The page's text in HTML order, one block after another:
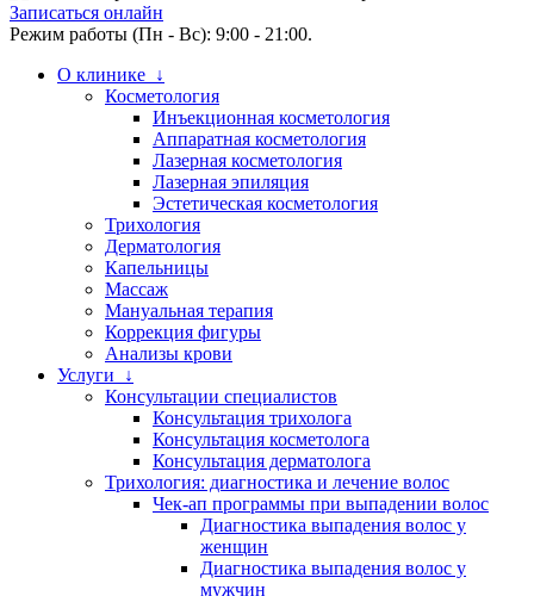
Записаться онлайн
Режим работы (Пн - Вс): 9:00 - 21:00.
О клинике ↓
Косметология
Инъекционная косметология
Аппаратная косметология
Лазерная косметология
Лазерная эпиляция
Эстетическая косметология
Трихология
Дерматология
Капельницы
Массаж
Мануальная терапия
Коррекция фигуры
Анализы крови
Услуги ↓
Консультации специалистов
Консультация трихолога
Консультация косметолога
Консультация дерматолога
Трихология: диагностика и лечение волос
Чек-ап программы при выпадении волос
Диагностика выпадения волос у
женщин
Диагностика выпадения волос у
мужчин